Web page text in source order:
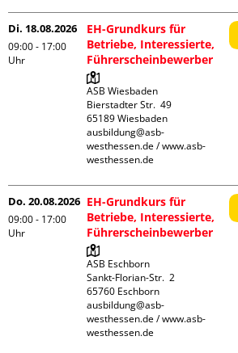
Di. 18.08.2026
09:00 - 17:00
Uhr
EH-Grundkurs für
Betriebe, Interessierte,
Führerscheinbewerber
ASB Wiesbaden
Bierstadter Str.  49
65189 Wiesbaden
ausbildung@asb-
westhessen.de / www.asb-
westhessen.de
Do. 20.08.2026
09:00 - 17:00
Uhr
EH-Grundkurs für
Betriebe, Interessierte,
Führerscheinbewerber
ASB Eschborn
Sankt-Florian-Str.  2
65760 Eschborn
ausbildung@asb-
westhessen.de / www.asb-
westhessen.de